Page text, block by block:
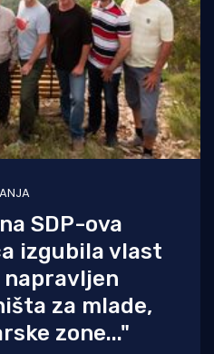
SDP-ova
izgubila vlast
napravljen
za mlade,
zone..."